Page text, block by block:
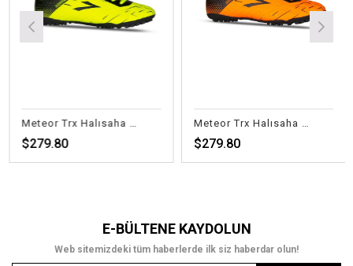
Meteor Trx Halısaha Fl.Sarı
$279.80
Meteor Trx Halısaha Fl.Turuncu
$279.80
E-BÜLTENE KAYDOLUN
Web sitemizdeki tüm haberlerde ilk siz haberdar olun!